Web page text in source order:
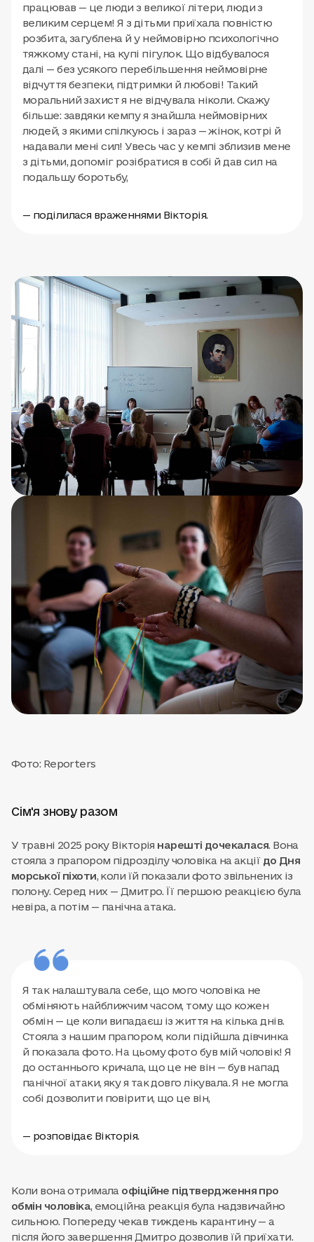
працював — це люди з великої літери, люди з
великим серцем! Я з дітьми приїхала повністю
розбита, загублена й у неймовірно психологічно
тяжкому стані, на купі пігулок. Що відбувалося
далі — без усякого перебільшення неймовірне
відчуття безпеки, підтримки й любові! Такий
моральний захист я не відчувала ніколи. Скажу
більше: завдяки кемпу я знайшла неймовірних
людей, з якими спілкуюсь і зараз — жінок, котрі й
надавали мені сил! Увесь час у кемпі зблизив мене
з дітьми, допоміг розібратися в собі й дав сил на
подальшу боротьбу,
— поділилася враженнями Вікторія.
Фото: Reporters
Сім'я знову разом
У травні 2025 року Вікторія нарешті дочекалася. Вона
стояла з прапором підрозділу чоловіка на акції до Дня
морської піхоти, коли їй показали фото звільнених із
полону. Серед них — Дмитро. Її першою реакцією була
невіра, а потім — панічна атака.
Я так налаштувала себе, що мого чоловіка не
обміняють найближчим часом, тому що кожен
обмін — це коли випадаєш із життя на кілька днів.
Стояла з нашим прапором, коли підійшла дівчинка
й показала фото. На цьому фото був мій чоловік! Я
до останнього кричала, що це не він — був напад
панічної атаки, яку я так довго лікувала. Я не могла
собі дозволити повірити, що це він,
— розповідає Вікторія.
Коли вона отримала офіційне підтвердження про
обмін чоловіка, емоційна реакція була надзвичайно
сильною. Попереду чекав тиждень карантину — а
після його завершення Дмитро дозволив їй приїхати.